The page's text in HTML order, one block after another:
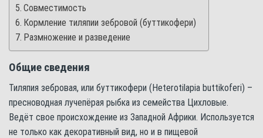
Совместимость
Кормление тиляпии зебровой (буттикофери)
Размножение и разведение
Общие сведения
Тиляпия зебровая, или буттикофери (Heterotilapia buttikoferi) –
пресноводная лучепёрая рыбка из семейства Цихловые.
Ведёт свое происхождение из Западной Африки. Используется
не только как декоративный вид, но и в пищевой